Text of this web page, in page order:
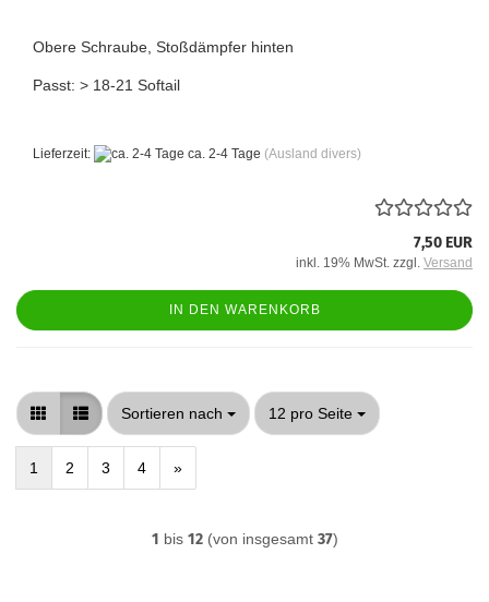
Obere Schraube, Stoßdämpfer hinten
Passt: > 18-21 Softail
Lieferzeit: ca. 2-4 Tage (Ausland divers)
7,50 EUR
inkl. 19% MwSt. zzgl. Versand
IN DEN WARENKORB
Sortieren nach
Sortieren nach 12 pro Seite
pro Seite
1 2 3 4 »
1 bis 12(von insgesamt 37)